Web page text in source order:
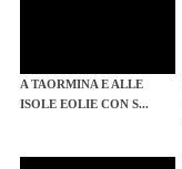
A TAORMINA E ALLE
ISOLE EOLIE CON S...